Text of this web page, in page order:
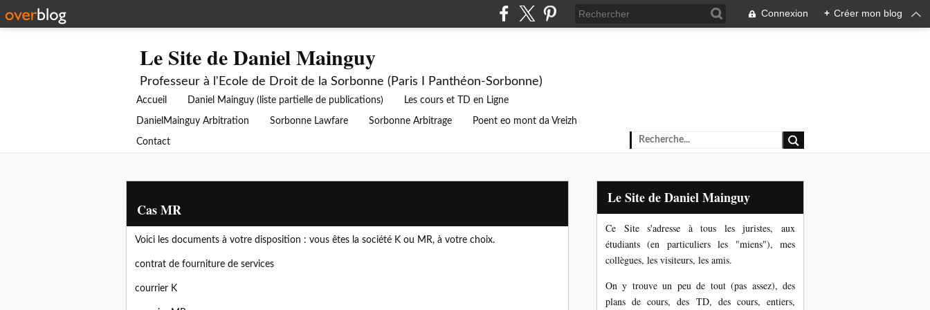
Connexion + Créer mon blog
Le Site de Daniel Mainguy
Professeur à l'Ecole de Droit de la Sorbonne (Paris I Panthéon-Sorbonne)
Accueil Daniel Mainguy (liste partielle de publications) Les cours et TD en Ligne
DanielMainguy Arbitration Sorbonne Lawfare Sorbonne Arbitrage Poent eo mont da Vreizh
Contact
Cas MR
Voici les documents à votre disposition : vous êtes la société K ou MR, à votre choix.
contrat de fourniture de services
courrier K
Le Site de Daniel Mainguy
Ce Site s'adresse à tous les juristes, aux
étudiants (en particuliers les "miens"), mes
collègues, les visiteurs, les amis.
On y trouve un peu de tout (pas assez), des
plans de cours, des TD, des cours, entiers,